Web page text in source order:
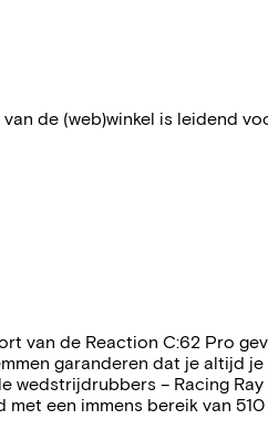
de (web)winkel is leidend
van de Reaction C:62 Pro
garanderen dat je altijd
– Racing
een immens bereik van